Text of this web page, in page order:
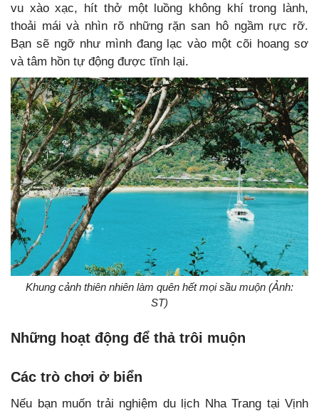
vu xào xạc, hít thở một luồng không khí trong lành,
thoải mái và nhìn rõ những rặn san hô ngầm rực rỡ.
Bạn sẽ ngỡ như mình đang lạc vào một cõi hoang sơ
và tâm hồn tự động được tĩnh lại.
Khung cảnh thiên nhiên làm quên hết mọi sầu muộn (Ảnh:
ST)
Những hoạt động để thả trôi muộn
Các trò chơi ở biển
Nếu bạn muốn trải nghiệm du lịch Nha Trang tại Vịnh